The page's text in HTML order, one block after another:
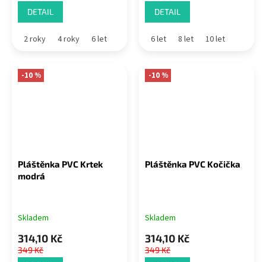
DETAIL
2 roky 4 roky 6 let
DETAIL
6 let 8 let 10 let
-10 %
Pláštěnka PVC Krtek
modrá
Skladem
314,10 Kč
349 Kč
-10 %
Pláštěnka PVC Kočička
Skladem
314,10 Kč
349 Kč